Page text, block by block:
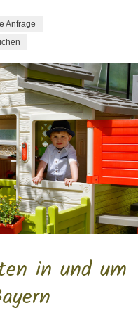
Anfrage
in und um